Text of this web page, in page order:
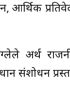
आर्थिक
अर्थ
संशोधन